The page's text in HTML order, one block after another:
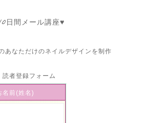
日間メール講座♥
あなただけのネイルデザインを制作
読者登録フォーム
名前(姓名)